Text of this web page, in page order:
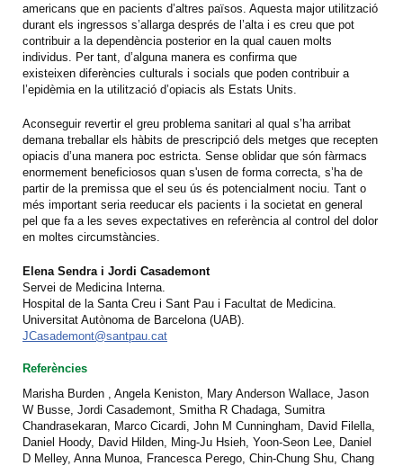
americans que en pacients d’altres països. Aquesta major utilització
durant els ingressos s’allarga després de l’alta i es creu que pot
contribuir a la dependència posterior en la qual cauen molts
individus. Per tant, d’alguna manera es confirma que
existeixen diferències culturals i socials que poden contribuir a
l’epidèmia en la utilització d’opiacis als Estats Units.
Aconseguir revertir el greu problema sanitari al qual s’ha arribat
demana treballar els hàbits de prescripció dels metges que recepten
opiacis d’una manera poc estricta. Sense oblidar que són fàrmacs
enormement beneficiosos quan s'usen de forma correcta, s’ha de
partir de la premissa que el seu ús és potencialment nociu. Tant o
més important seria reeducar els pacients i la societat en general
pel que fa a les seves expectatives en referència al control del dolor
en moltes circumstàncies.
Elena Sendra i Jordi Casademont
Servei de Medicina Interna.
Hospital de la Santa Creu i Sant Pau i Facultat de Medicina.
Universitat Autònoma de Barcelona (UAB).
JCasademont@santpau.cat
Referències
Marisha Burden , Angela Keniston, Mary Anderson Wallace, Jason
W Busse, Jordi Casademont, Smitha R Chadaga, Sumitra
Chandrasekaran, Marco Cicardi, John M Cunningham, David Filella,
Daniel Hoody, David Hilden, Ming-Ju Hsieh, Yoon-Seon Lee, Daniel
D Melley, Anna Munoa, Francesca Perego, Chin-Chung Shu, Chang